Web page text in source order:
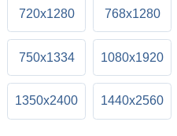
720x1280 768x1280
750x1334 1080x1920
1350x2400 1440x2560